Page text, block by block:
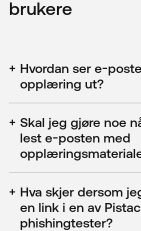
brukere
Hvordan ser e-
opplæring ut?
Skal jeg gjøre noe
lest e-posten med
Hva skjer dersom
en link i en av
phishingtester?